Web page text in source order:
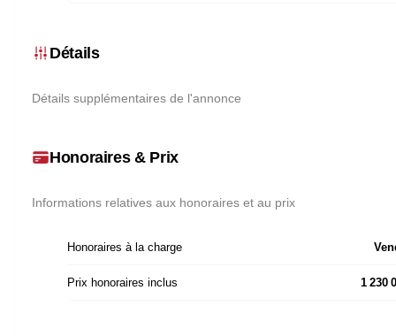
Détails
Détails supplémentaires de l'annonce
Honoraires & Prix
Informations relatives aux honoraires et au prix
Honoraires à la charge
Prix honoraires inclus 1 230